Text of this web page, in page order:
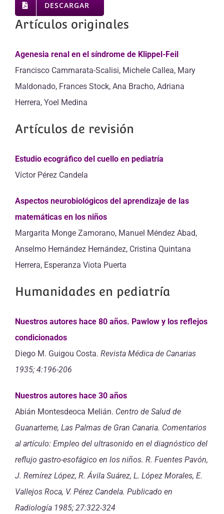
DESCARGAR
Artículos originales
Agenesia renal en el síndrome de Klippel-Feil
Francisco Cammarata-Scalisi, Michele Callea, Mary
Maldonado, Frances Stock, Ana Bracho, Adriana
Herrera, Yoel Medina
Artículos de revisión
Estudio ecográfico del cuello en pediatría
Víctor Pérez Candela
Aspectos neurobiológicos del aprendizaje de las
matemáticas en los niños
Margarita Monge Zamorano, Manuel Méndez Abad,
Anselmo Hernández Hernández, Cristina Quintana
Herrera, Esperanza Viota Puerta
Humanidades en pediatría
Nuestros autores hace 80 años. Pawlow y los reflejos
condicionados
Diego M. Guigou Costa. Revista Médica de Canarias
1935; 4:196-206
Nuestros autores hace 30 años
Abián Montesdeoca Melián. Centro de Salud de
Guanarteme, Las Palmas de Gran Canaria. Comentarios
al artículo: Empleo del ultrasonido en el diagnóstico del
reflujo gastro-esofágico en los niños. R. Fuentes Pavón,
J. Remírez López, R. Ávila Suárez, L. López Morales, E.
Vallejos Roca, V. Pérez Candela. Publicado en
Radiología 1985; 27:322-324